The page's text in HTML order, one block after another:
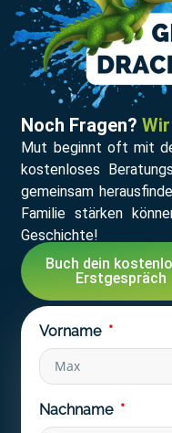
Noch Fragen?
Mut beginnt oft mit
kostenloses
gemeinsam
Familie stärken
Geschichte!
Buch dein
Erstgespräch
Vorname
Nachname